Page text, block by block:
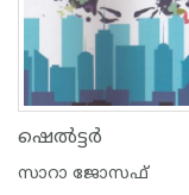
ഷെല്‍ട്ടര്‍
സാറാ ജോസഫ്